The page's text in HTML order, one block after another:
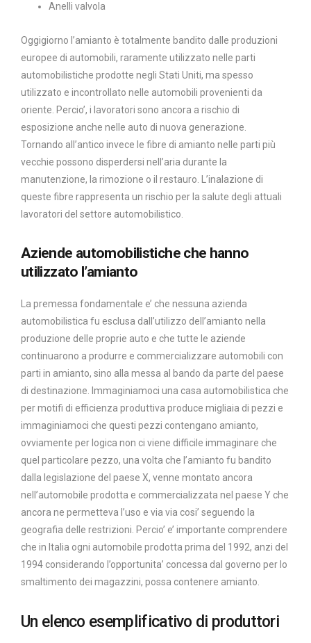
Anelli valvola
Oggigiorno l’amianto è totalmente bandito dalle produzioni
europee di automobili, raramente utilizzato nelle parti
automobilistiche prodotte negli Stati Uniti, ma spesso
utilizzato e incontrollato nelle automobili provenienti da
oriente. Percio’, i lavoratori sono ancora a rischio di
esposizione anche nelle auto di nuova generazione.
Tornando all’antico invece le fibre di amianto nelle parti più
vecchie possono disperdersi nell’aria durante la
manutenzione, la rimozione o il restauro. L’inalazione di
queste fibre rappresenta un rischio per la salute degli attuali
lavoratori del settore automobilistico.
Aziende automobilistiche che hanno
utilizzato l’amianto
La premessa fondamentale e’ che nessuna azienda
automobilistica fu esclusa dall’utilizzo dell’amianto nella
produzione delle proprie auto e che tutte le aziende
continuarono a produrre e commercializzare automobili con
parti in amianto, sino alla messa al bando da parte del paese
di destinazione. Immaginiamoci una casa automobilistica che
per motifi di efficienza produttiva produce migliaia di pezzi e
immaginiamoci che questi pezzi contengano amianto,
ovviamente per logica non ci viene difficile immaginare che
quel particolare pezzo, una volta che l’amianto fu bandito
dalla legislazione del paese X, venne montato ancora
nell’automobile prodotta e commercializzata nel paese Y che
ancora ne permetteva l’uso e via via cosi’ seguendo la
geografia delle restrizioni. Percio’ e’ importante comprendere
che in Italia ogni automobile prodotta prima del 1992, anzi del
1994 considerando l’opportunita’ concessa dal governo per lo
smaltimento dei magazzini, possa contenere amianto.
Un elenco esemplificativo di produttori